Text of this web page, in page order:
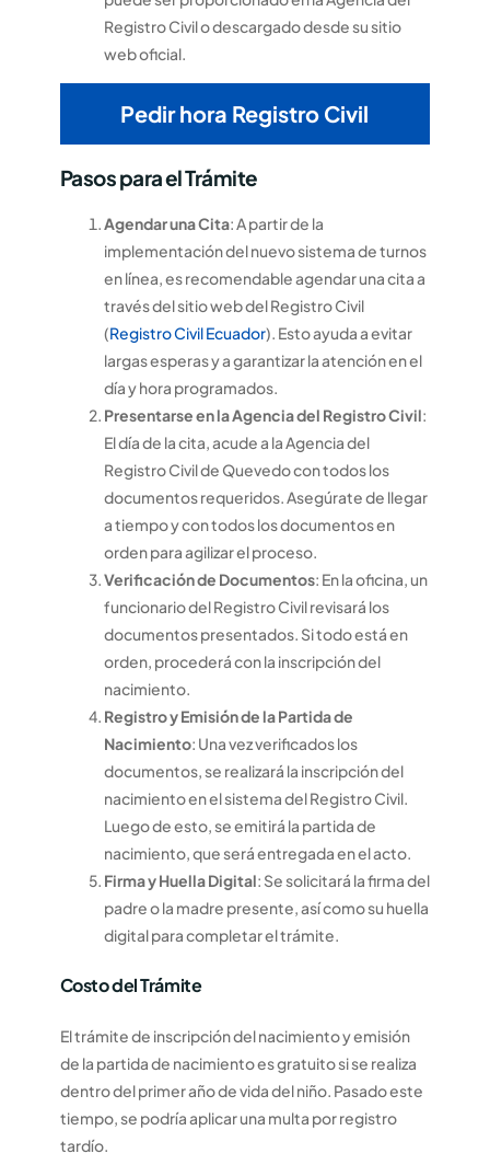
Registro Civil o descargado desde su sitio
web oficial.
Pedir hora Registro Civil
Pasos para el Trámite
Agendar una Cita: A partir de la
implementación del nuevo sistema de turnos
en línea, es recomendable agendar una cita a
través del sitio web del Registro Civil
(Registro Civil Ecuador). Esto ayuda a evitar
largas esperas y a garantizar la atención en el
día y hora programados.
Presentarse en la Agencia del Registro Civil:
El día de la cita, acude a la Agencia del
Registro Civil de Quevedo con todos los
documentos requeridos. Asegúrate de llegar
a tiempo y con todos los documentos en
orden para agilizar el proceso.
Verificación de Documentos: En la oficina, un
funcionario del Registro Civil revisará los
documentos presentados. Si todo está en
orden, procederá con la inscripción del
nacimiento.
Registro y Emisión de la Partida de
Nacimiento: Una vez verificados los
documentos, se realizará la inscripción del
nacimiento en el sistema del Registro Civil.
Luego de esto, se emitirá la partida de
nacimiento, que será entregada en el acto.
Firma y Huella Digital: Se solicitará la firma del
padre o la madre presente, así como su huella
digital para completar el trámite.
Costo del Trámite
El trámite de inscripción del nacimiento y emisión
de la partida de nacimiento es gratuito si se realiza
dentro del primer año de vida del niño. Pasado este
tiempo, se podría aplicar una multa por registro
tardío.